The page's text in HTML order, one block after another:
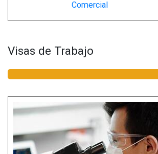
Comercial
Visas de Trabajo